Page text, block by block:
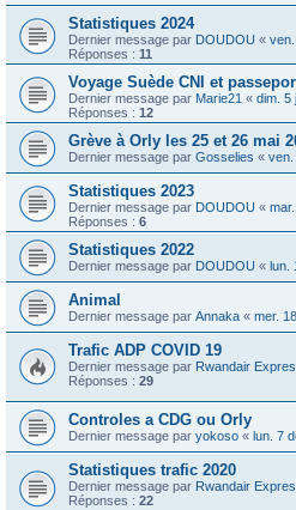
Statistiques 2024
Dernier message par DOUDOU «
Réponses : 11
Voyage Suède CNI et
Dernier message par Marie21 « dim. 5
Réponses : 12
Grève à Orly les 25 et 26 mai
Dernier message par Gosselies « ven.
Statistiques 2023
Dernier message par DOUDOU «
Réponses : 6
Statistiques 2022
Dernier message par DOUDOU « lun.
Animal
Dernier message par Annaka « mer.
Trafic ADP COVID 19
Dernier message par Rwandair
Réponses : 29
Controles a CDG ou Orly
Dernier message par yokoso « lun. 7
Statistiques trafic 2020
Dernier message par Rwandair
Réponses : 22